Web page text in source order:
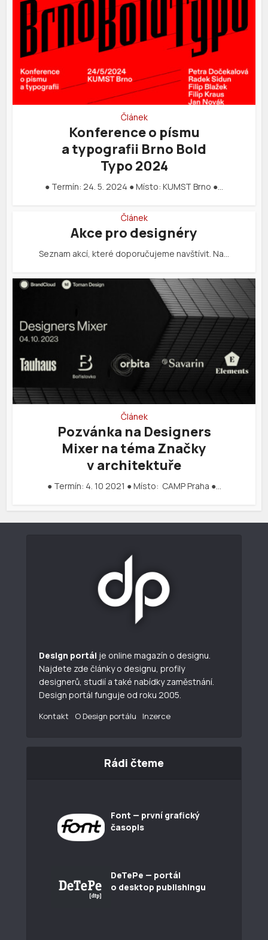
Článek
Konference o písmu
a typografii Brno Bold
Typo 2024
● Termín: 24. 5. 2024 ● Místo: KUMST Brno ●…
Článek
Akce pro designéry
Seznam akcí, které doporučujeme navštívit. Na…
Článek
Pozvánka na Designers
Mixer na téma Značky
v architektuře
● Termín: 4. 10 2021 ● Místo: CAMP Praha ●…
Design portál je online magazín o designu.
Najdete zde články o designu, profily
designerů, studií a také nabídky zaměstnání.
Design portál funguje od roku 2005.
Kontakt O Design portálu Inzerce
Rádi čteme
Font — první grafický
časopis
DeTePe — portál
o desktop publishingu